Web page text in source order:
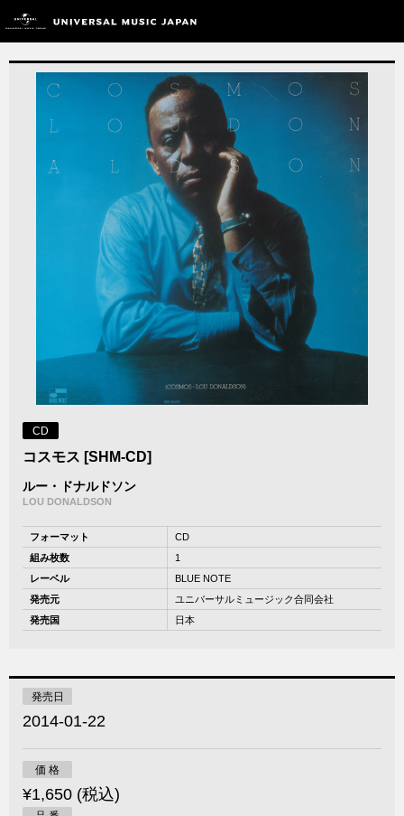
CD
コスモス [SHM-CD]
ルー・ドナルドソン
LOU DONALDSON
フォーマット
CD
組み枚数
1
レーベル
BLUE NOTE
発売元
ユニバーサルミュージック合同会社
発売国
日本
発売日
2014-01-22
価 格
¥1,650 (税込)